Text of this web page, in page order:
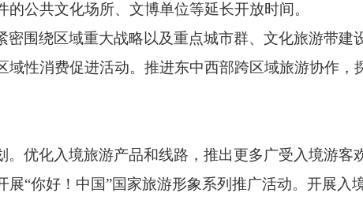
公共文化场所、文博单位等延长开放时间。
密围绕区域重大战略以及重点城市群、文化旅游带建
域性消费促进活动。推进东中西部跨区域旅游协作，
。优化入境旅游产品和线路，推出更多广受入境游客
展“你好！中国”国家旅游形象系列推广活动。开展入